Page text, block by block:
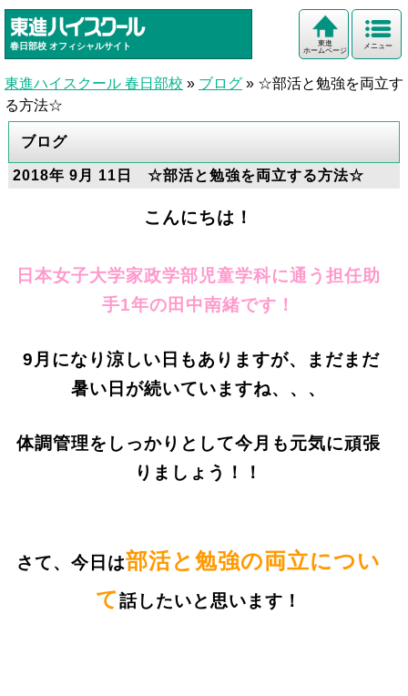
春日部校 オフィシャルサイト メニュー
東進
ホームページ
東進ハイスクール 春日部校 » ブログ » ☆部活と勉強を両立す
る方法☆
ブログ
2018年 9月 11日 ☆部活と勉強を両立する方法☆
こんにちは！
日本女子大学家政学部児童学科に通う担任助
手1年の田中南緒です！
9 月になり涼しい日もありますが、まだまだ
暑い日が続いていますね、、、
体調管理をしっかりとして今月も元気に頑張
りましょう！！
さて、今日は部活と勉強の両立につい
て話したいと思います！